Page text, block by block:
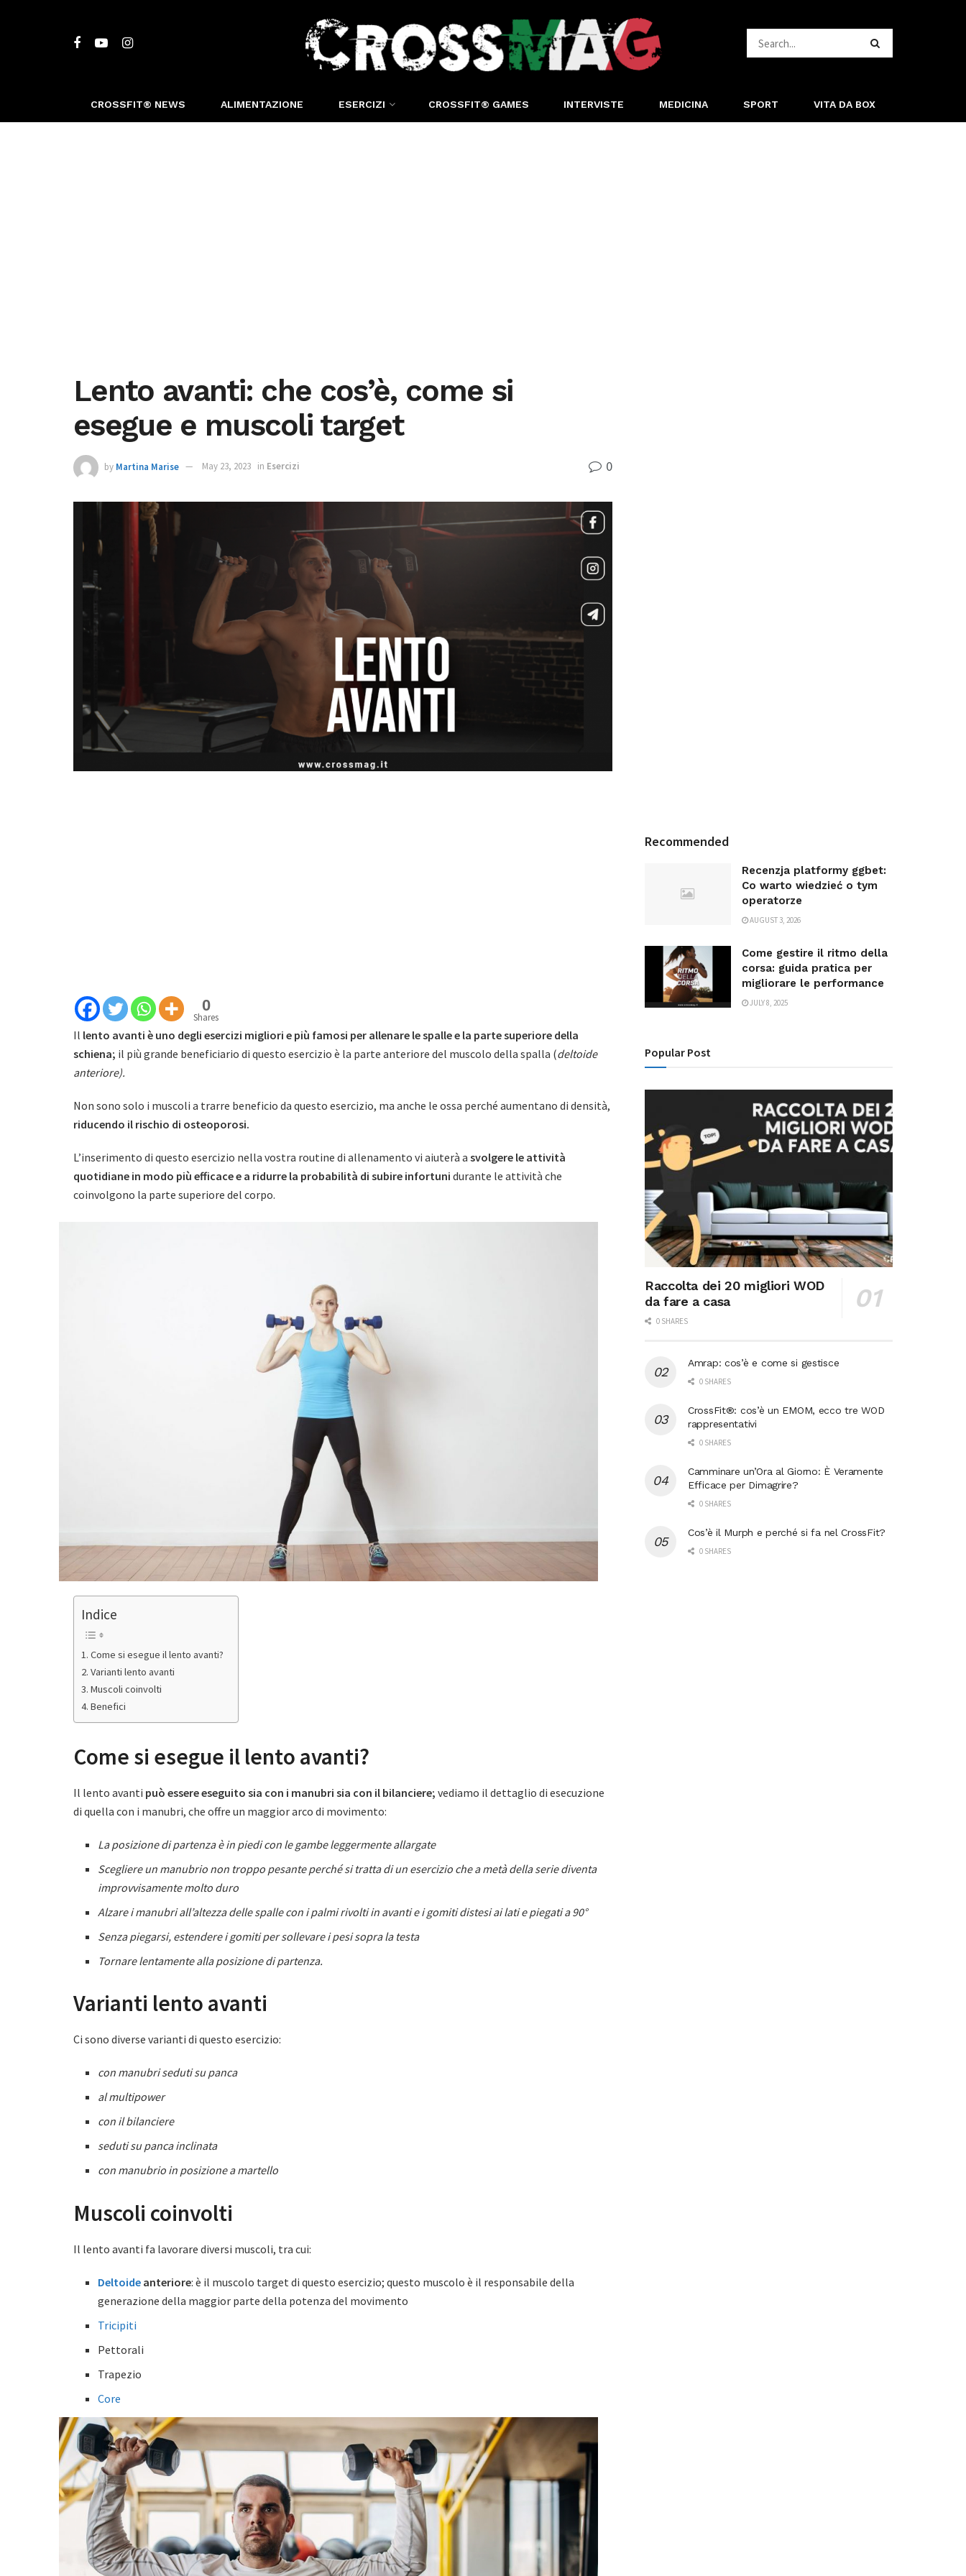
CROSSFIT® NEWS ALIMENTAZIONE ESERCIZI CROSSFIT® GAMES INTERVISTE MEDICINA SPORT VITA DA BOX
Lento avanti: che cos’è, come si
esegue e muscoli target
by Martina Marise May 23, 2023 in Esercizi 0
0
Shares
Il lento avanti è uno degli esercizi migliori e più famosi per allenare le spalle e la parte superiore della
schiena; il più grande beneficiario di questo esercizio è la parte anteriore del muscolo della spalla (deltoide
anteriore).
Non sono solo i muscoli a trarre beneficio da questo esercizio, ma anche le ossa perché aumentano di densità,
riducendo il rischio di osteoporosi.
L’inserimento di questo esercizio nella vostra routine di allenamento vi aiuterà a svolgere le attività
quotidiane in modo più efficace e a ridurre la probabilità di subire infortuni durante le attività che
coinvolgono la parte superiore del corpo.
Indice
Come si esegue il lento avanti?
Varianti lento avanti
Muscoli coinvolti
Benefici
Come si esegue il lento avanti?
Il lento avanti può essere eseguito sia con i manubri sia con il bilanciere; vediamo il dettaglio di esecuzione
di quella con i manubri, che offre un maggior arco di movimento:
La posizione di partenza è in piedi con le gambe leggermente allargate
Scegliere un manubrio non troppo pesante perché si tratta di un esercizio che a metà della serie diventa
improvvisamente molto duro
Alzare i manubri all’altezza delle spalle con i palmi rivolti in avanti e i gomiti distesi ai lati e piegati a 90°
Senza piegarsi, estendere i gomiti per sollevare i pesi sopra la testa
Tornare lentamente alla posizione di partenza.
Varianti lento avanti
Ci sono diverse varianti di questo esercizio:
con manubri seduti su panca
al multipower
con il bilanciere
seduti su panca inclinata
con manubrio in posizione a martello
Muscoli coinvolti
Il lento avanti fa lavorare diversi muscoli, tra cui:
Deltoide anteriore: è il muscolo target di questo esercizio; questo muscolo è il responsabile della
generazione della maggior parte della potenza del movimento
Tricipiti
Pettorali
Trapezio
Core
Recommended
Recenzja platformy ggbet:
Co warto wiedzieć o tym
operatorze
AUGUST 3, 2026
Come gestire il ritmo della
corsa: guida pratica per
migliorare le performance
JULY 8, 2025
Popular Post
Raccolta dei 20 migliori WOD
da fare a casa
0 SHARES
Amrap: cos’è e come si gestisce
0 SHARES
CrossFit®: cos’è un EMOM, ecco tre WOD
rappresentativi
0 SHARES
Camminare un’Ora al Giorno: È Veramente
Efficace per Dimagrire?
0 SHARES
Cos’è il Murph e perché si fa nel CrossFit?
0 SHARES